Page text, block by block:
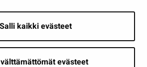
Salli kaikki evästeet
evästeet